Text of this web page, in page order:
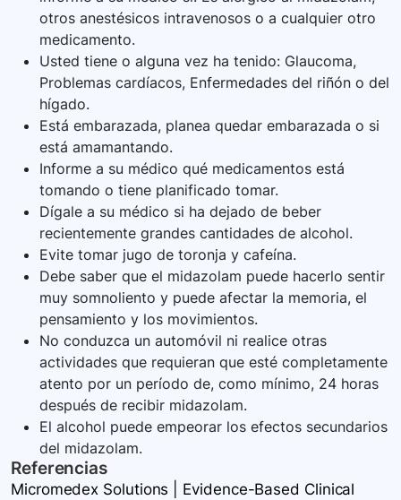
otros anestésicos intravenosos o a cualquier otro
medicamento.
Usted tiene o alguna vez ha tenido: Glaucoma,
Problemas cardíacos, Enfermedades del riñón o del
hígado.
Está embarazada, planea quedar embarazada o si
está amamantando.
Informe a su médico qué medicamentos está
tomando o tiene planificado tomar.
Dígale a su médico si ha dejado de beber
recientemente grandes cantidades de alcohol.
Evite tomar jugo de toronja y cafeína.
Debe saber que el midazolam puede hacerlo sentir
muy somnoliento y puede afectar la memoria, el
pensamiento y los movimientos.
No conduzca un automóvil ni realice otras
actividades que requieran que esté completamente
atento por un período de, como mínimo, 24 horas
después de recibir midazolam.
El alcohol puede empeorar los efectos secundarios
del midazolam.
Referencias
Micromedex Solutions | Evidence-Based Clinical